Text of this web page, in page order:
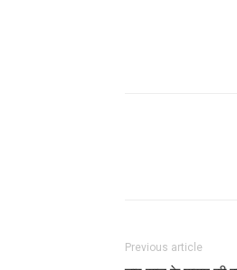
Previous article